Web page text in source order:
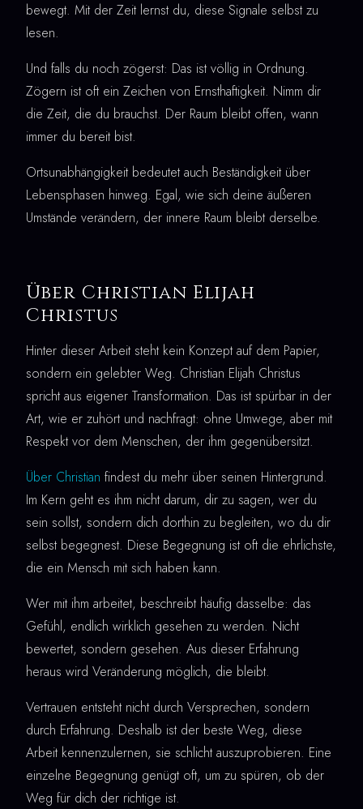
bewegt. Mit der Zeit lernst du, diese Signale selbst zu
lesen.
Und falls du noch zögerst: Das ist völlig in Ordnung.
Zögern ist oft ein Zeichen von Ernsthaftigkeit. Nimm dir
die Zeit, die du brauchst. Der Raum bleibt offen, wann
immer du bereit bist.
Ortsunabhängigkeit bedeutet auch Beständigkeit über
Lebensphasen hinweg. Egal, wie sich deine äußeren
Umstände verändern, der innere Raum bleibt derselbe.
Über Christian Elijah
Christus
Hinter dieser Arbeit steht kein Konzept auf dem Papier,
sondern ein gelebter Weg. Christian Elijah Christus
spricht aus eigener Transformation. Das ist spürbar in der
Art, wie er zuhört und nachfragt: ohne Umwege, aber mit
Respekt vor dem Menschen, der ihm gegenübersitzt.
Über Christian findest du mehr über seinen Hintergrund.
Im Kern geht es ihm nicht darum, dir zu sagen, wer du
sein sollst, sondern dich dorthin zu begleiten, wo du dir
selbst begegnest. Diese Begegnung ist oft die ehrlichste,
die ein Mensch mit sich haben kann.
Wer mit ihm arbeitet, beschreibt häufig dasselbe: das
Gefühl, endlich wirklich gesehen zu werden. Nicht
bewertet, sondern gesehen. Aus dieser Erfahrung
heraus wird Veränderung möglich, die bleibt.
Vertrauen entsteht nicht durch Versprechen, sondern
durch Erfahrung. Deshalb ist der beste Weg, diese
Arbeit kennenzulernen, sie schlicht auszuprobieren. Eine
einzelne Begegnung genügt oft, um zu spüren, ob der
Weg für dich der richtige ist.